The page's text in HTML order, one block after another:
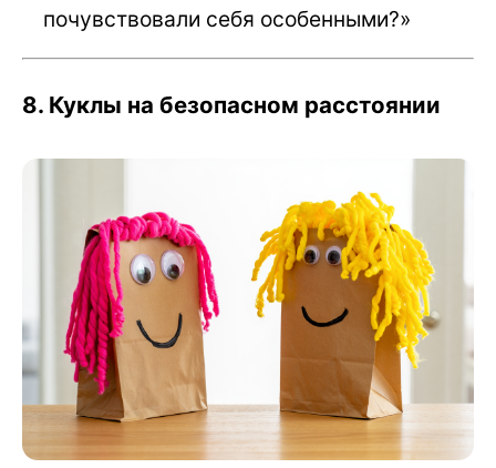
почувствовали себя особенными?»
8. Куклы на безопасном расстоянии